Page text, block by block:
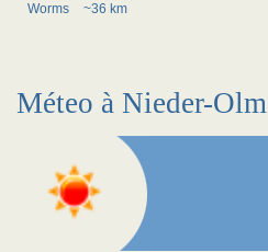
Worms
~36 km
Méteo à Nieder-Olm